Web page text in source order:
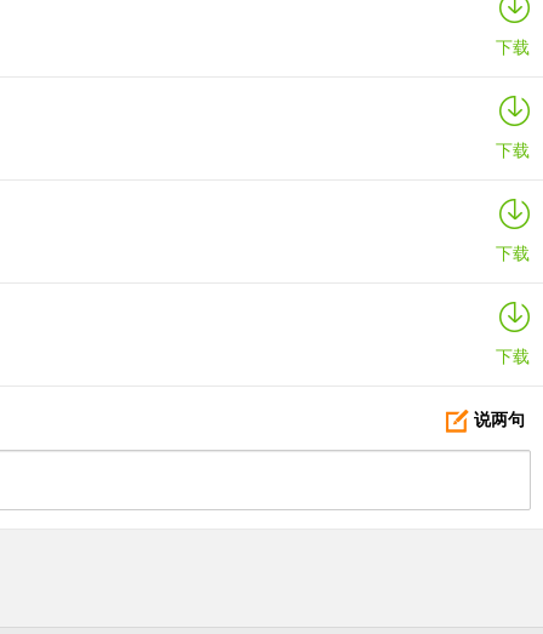
下载
下载
下载
下载
说两句